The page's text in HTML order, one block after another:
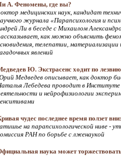
А. Феномены, где вы?
медицинских наук, кандидат
журнала «Парапсихология и
Ли в беседе с Михаилом
как можно объяснить
телепатии, материализации
явлений
Ю. Экстрасенс ходит по лезвию
Медведев описывает, как доктор
Лебедева проводит в
и нейрофизиологии
чудес последнее время ползет
на парапсихологической ниве -
РАН по борьбе с лженаукой
наука может